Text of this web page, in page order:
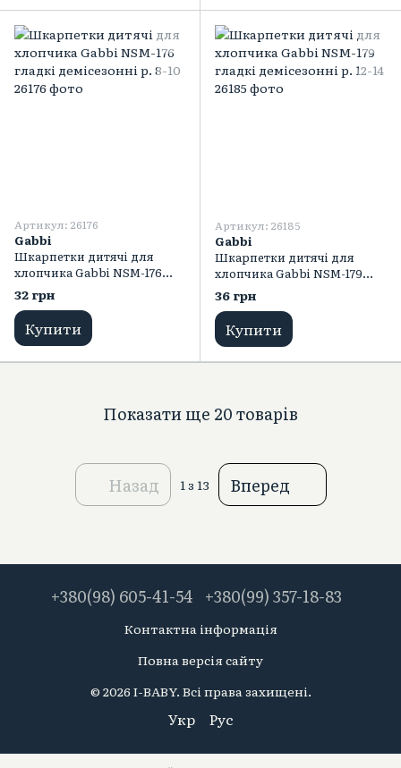
Артикул: 26176
Gabbi
Шкарпетки дитячі для
хлопчика Gabbi NSM-176
гладкі демісезонні р. 8-10
32 грн
Купити
Артикул: 26185
Gabbi
Шкарпетки дитячі для
хлопчика Gabbi NSM-179
гладкі демісезонні р. 12-14
36 грн
Купити
Показати ще 20 товарів
Назад 1з 13 Вперед
+380(98) 605-41-54 +380(99) 357-18-83
Контактна інформація
Повна версія сайту
© 2026 I-BABY. Всі права захищені.
Укр Рус